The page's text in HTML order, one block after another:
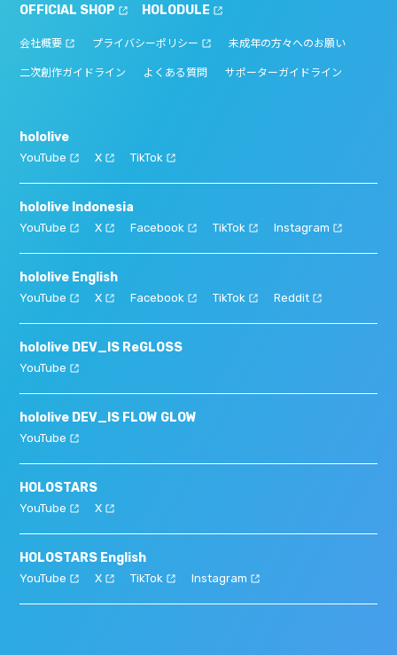
OFFICIAL SHOP
HOLODULE
会社概要 プライバシーポリシー 未成年の方々へのお願い
二次創作ガイドライン よくある質問 サポーターガイドライン
hololive
YouTube X TikTok
hololive Indonesia
YouTube X Facebook TikTok Instagram
hololive English
YouTube X Facebook TikTok Reddit
hololive DEV_IS ReGLOSS
YouTube
hololive DEV_IS FLOW GLOW
YouTube
HOLOSTARS
YouTube X
HOLOSTARS English
YouTube X TikTok Instagram